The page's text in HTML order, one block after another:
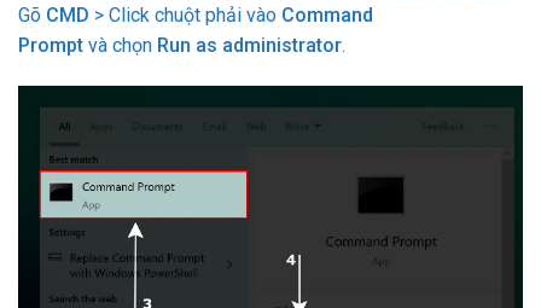
Gõ CMD > Click chuột phải vào Command
Prompt và chọn Run as administrator.